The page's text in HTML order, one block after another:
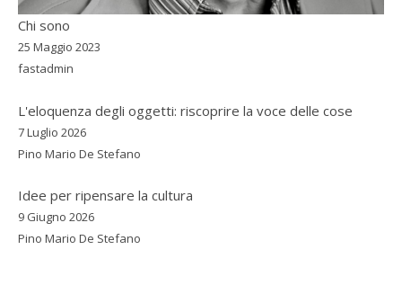
Chi sono
25 Maggio 2023
fastadmin
L'eloquenza degli oggetti: riscoprire la voce delle cose
7 Luglio 2026
Pino Mario De Stefano
Idee per ripensare la cultura
9 Giugno 2026
Pino Mario De Stefano